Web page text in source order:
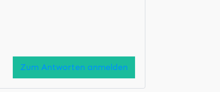
Zum Antworten anmelden